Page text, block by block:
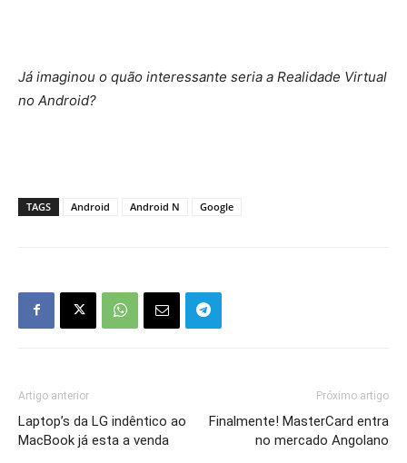
Já imaginou o quão interessante seria a Realidade Virtual
no Android?
TAGS Android Android N Google
Artigo anterior
Laptop’s da LG indêntico ao
MacBook já esta a venda
Próximo artigo
Finalmente! MasterCard entra
no mercado Angolano